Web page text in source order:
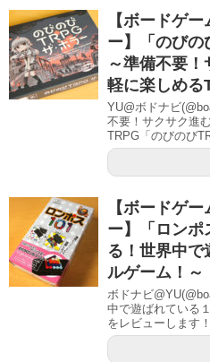
【ボードゲ
ー】「のび
～準備不要
軽に楽しめる
YU@ボドナビ
不要！サクサク進
TRPG「のびのび
【ボードゲ
ー】「ロンポ
る！世界中で
ルゲーム！～
ボドナビ
中で遊ばれている
をレビューします